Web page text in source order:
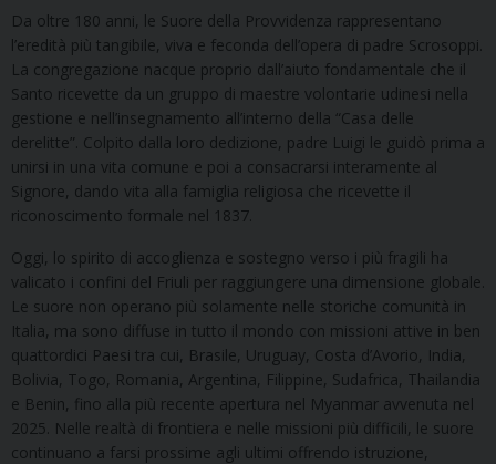
Da oltre 180 anni, le Suore della Provvidenza rappresentano
l’eredità più tangibile, viva e feconda dell’opera di padre Scrosoppi.
La congregazione nacque proprio dall’aiuto fondamentale che il
Santo ricevette da un gruppo di maestre volontarie udinesi nella
gestione e nell’insegnamento all’interno della “Casa delle
derelitte”. Colpito dalla loro dedizione, padre Luigi le guidò prima a
unirsi in una vita comune e poi a consacrarsi interamente al
Signore, dando vita alla famiglia religiosa che ricevette il
riconoscimento formale nel 1837.
Oggi, lo spirito di accoglienza e sostegno verso i più fragili ha
valicato i confini del Friuli per raggiungere una dimensione globale.
Le suore non operano più solamente nelle storiche comunità in
Italia, ma sono diffuse in tutto il mondo con missioni attive in ben
quattordici Paesi tra cui, Brasile, Uruguay, Costa d’Avorio, India,
Bolivia, Togo, Romania, Argentina, Filippine, Sudafrica, Thailandia
e Benin, fino alla più recente apertura nel Myanmar avvenuta nel
2025. Nelle realtà di frontiera e nelle missioni più difficili, le suore
continuano a farsi prossime agli ultimi offrendo istruzione,